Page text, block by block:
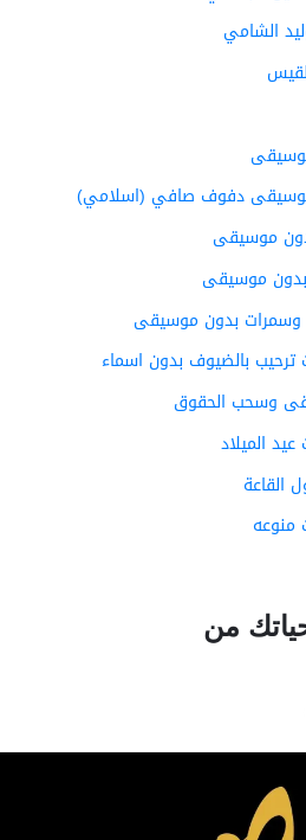
الشامي
دفوف صافي (اسلامي)
موسيقى
موسيقى
بدون موسيقى
بالضيوف بدون اسماء
وسحب الحقوق
الميلاد
من